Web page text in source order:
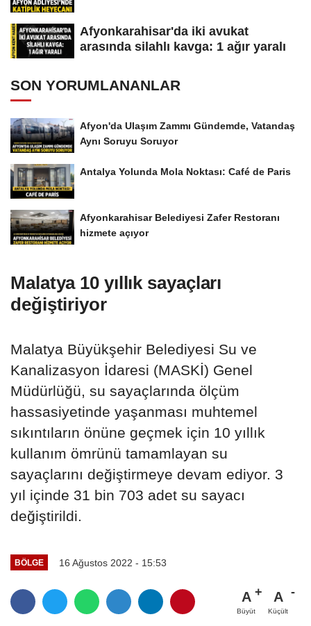
Afyonkarahisar'da iki avukat
arasında silahlı kavga: 1 ağır yaralı
SON YORUMLANANLAR
Afyon'da Ulaşım Zammı Gündemde, Vatandaş
Aynı Soruyu Soruyor
Antalya Yolunda Mola Noktası: Café de Paris
Afyonkarahisar Belediyesi Zafer Restoranı
hizmete açıyor
Malatya 10 yıllık sayaçları
değiştiriyor
Malatya Büyükşehir Belediyesi Su ve
Kanalizasyon İdaresi (MASKİ) Genel
Müdürlüğü, su sayaçlarında ölçüm
hassasiyetinde yaşanması muhtemel
sıkıntıların önüne geçmek için 10 yıllık
kullanım ömrünü tamamlayan su
sayaçlarını değiştirmeye devam ediyor. 3
yıl içinde 31 bin 703 adet su sayacı
değiştirildi.
BÖLGE 16 Ağustos 2022 - 15:53
A
Büyüt
A
Küçült